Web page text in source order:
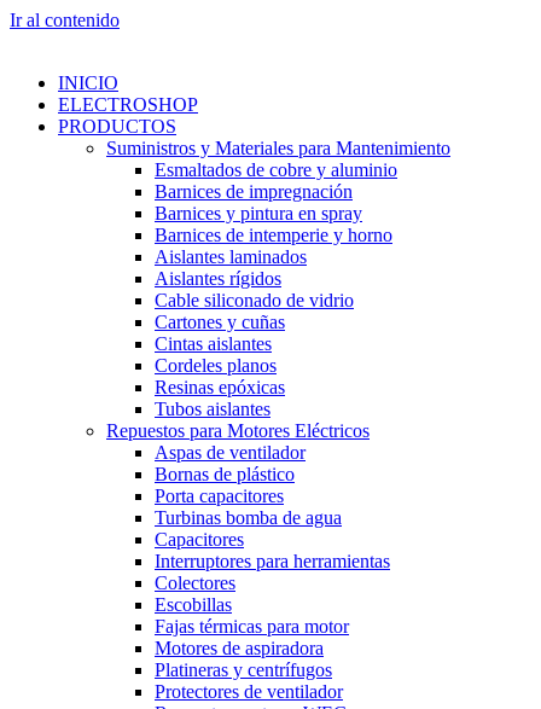
Ir al contenido
INICIO
ELECTROSHOP
PRODUCTOS
Suministros y Materiales para Mantenimiento
Esmaltados de cobre y aluminio
Barnices de impregnación
Barnices y pintura en spray
Barnices de intemperie y horno
Aislantes laminados
Aislantes rígidos
Cable siliconado de vidrio
Cartones y cuñas
Cintas aislantes
Cordeles planos
Resinas epóxicas
Tubos aislantes
Repuestos para Motores Eléctricos
Aspas de ventilador
Bornas de plástico
Porta capacitores
Turbinas bomba de agua
Capacitores
Interruptores para herramientas
Colectores
Escobillas
Fajas térmicas para motor
Motores de aspiradora
Platineras y centrífugos
Protectores de ventilador